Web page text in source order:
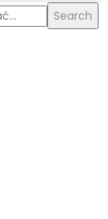
Search